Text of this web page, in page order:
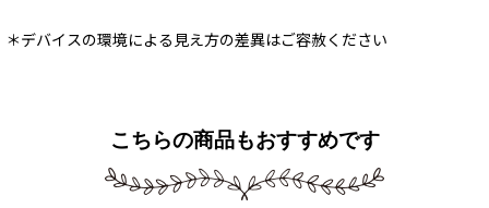
＊デバイスの環境による見え方の差異はご容赦ください
こちらの商品もおすすめです